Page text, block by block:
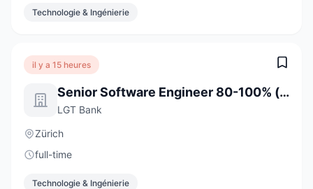
Technologie & Ingénierie
il y a 15 heures
Senior Software Engineer 80-100% (w/m/d)
LGT Bank
Zürich
full-time
Technologie & Ingénierie